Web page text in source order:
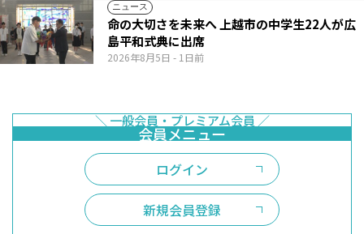
ニュース
2026年8月5日 - 1日前
命の大切さを未来へ 上越市の中学生22人が広
島平和式典に出席
ログイン
新規会員登録